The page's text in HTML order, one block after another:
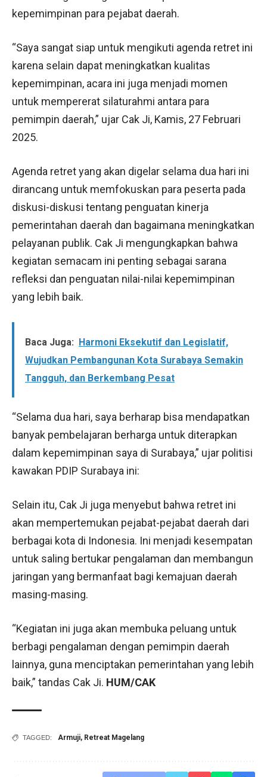
kepemimpinan para pejabat daerah.
“Saya sangat siap untuk mengikuti agenda retret ini
karena selain dapat meningkatkan kualitas
kepemimpinan, acara ini juga menjadi momen
untuk mempererat silaturahmi antara para
pemimpin daerah,” ujar Cak Ji, Kamis, 27 Februari
2025.
Agenda retret yang akan digelar selama dua hari ini
dirancang untuk memfokuskan para peserta pada
diskusi-diskusi tentang penguatan kinerja
pemerintahan daerah dan bagaimana meningkatkan
pelayanan publik. Cak Ji mengungkapkan bahwa
kegiatan semacam ini penting sebagai sarana
refleksi dan penguatan nilai-nilai kepemimpinan
yang lebih baik.
Baca Juga:
Harmoni Eksekutif dan Legislatif,
Wujudkan Pembangunan Kota Surabaya Semakin
Tangguh, dan Berkembang Pesat
“Selama dua hari, saya berharap bisa mendapatkan
banyak pembelajaran berharga untuk diterapkan
dalam kepemimpinan saya di Surabaya,” ujar politisi
kawakan PDIP Surabaya ini:
Selain itu, Cak Ji juga menyebut bahwa retret ini
akan mempertemukan pejabat-pejabat daerah dari
berbagai kota di Indonesia. Ini menjadi kesempatan
untuk saling bertukar pengalaman dan membangun
jaringan yang bermanfaat bagi kemajuan daerah
masing-masing.
“Kegiatan ini juga akan membuka peluang untuk
berbagi pengalaman dengan pemimpin daerah
lainnya, guna menciptakan pemerintahan yang lebih
baik,” tandas Cak Ji. HUM/CAK
TAGGED: Armuji, Retreat Magelang